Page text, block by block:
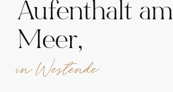
Aufenthalt am
Meer,
in Westende